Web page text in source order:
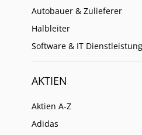
Autobauer & Zulieferer
Halbleiter
Software & IT
AKTIEN
Aktien A-Z
Adidas